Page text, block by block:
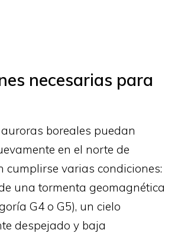
necesarias para
boreales puedan
en el norte de
cumplirse varias condiciones:
una tormenta geomagnética
G4 o G5), un cielo
despejado y baja